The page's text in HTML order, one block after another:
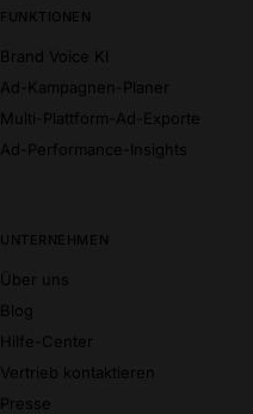
FUNKTIONEN
Brand Voice KI
Ad-Kampagnen-Planer
Multi-Plattform-Ad-Exporte
Ad-Performance-Insights
UNTERNEHMEN
Über uns
Blog
Hilfe-Center
Vertrieb kontaktieren
Presse